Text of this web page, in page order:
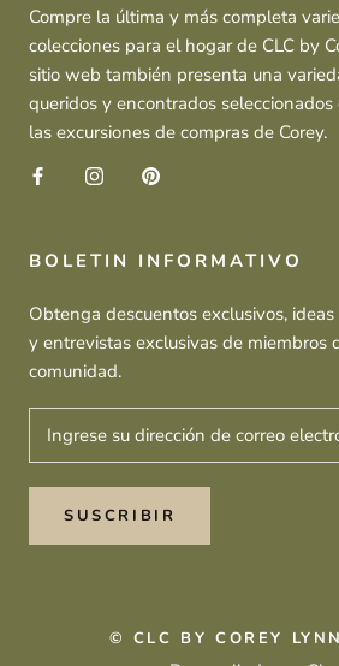
Compre la última y más completa
colecciones para el hogar de CLC by
sitio web también presenta una
queridos y encontrados
las excursiones de compras de Corey.
BOLETIN INFORMATIVO
Obtenga descuentos exclusivos,
y entrevistas exclusivas de miembros
comunidad.
SUSCRIBIR
© CLC BY COREY